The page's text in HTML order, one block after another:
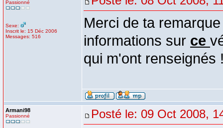
Passionné
Sexe:
Inscrit le: 15 Déc 2006
Messages: 516
Merci de ta
informations sur ce
qui m'ont renseignés
Armani98
Passionné Posté le: 09 Oct 2008,